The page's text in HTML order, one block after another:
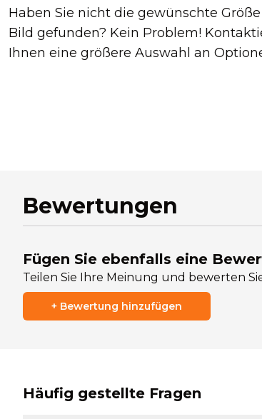
Haben Sie nicht die gewünschte
Bild gefunden? Kein Problem!
Ihnen eine größere Auswahl an
Bewertungen
Fügen Sie ebenfalls eine
Teilen Sie Ihre Meinung und bewerten
+ Bewertung hinzufügen
Häufig gestellte Fragen